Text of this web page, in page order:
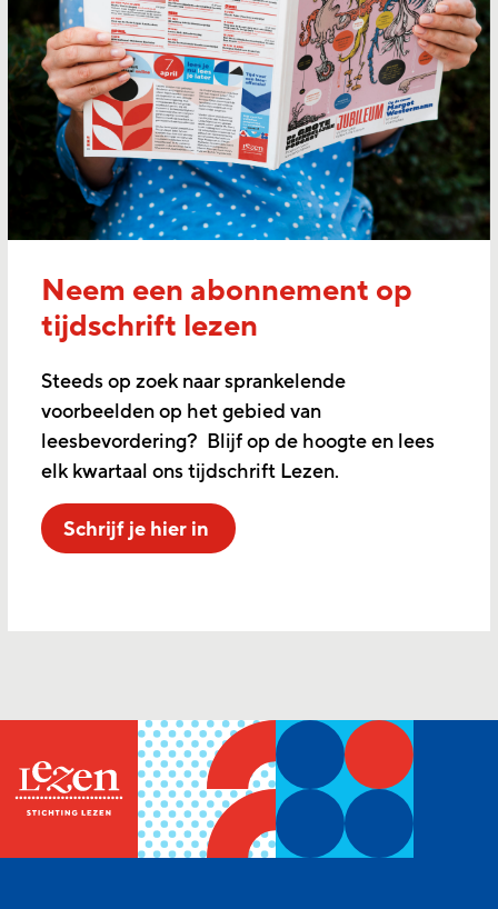
Neem een abonnement op
tijdschrift lezen
Steeds op zoek naar sprankelende
voorbeelden op het gebied van
leesbevordering? Blijf op de hoogte en lees
elk kwartaal ons tijdschrift Lezen.
Schrijf je hier in